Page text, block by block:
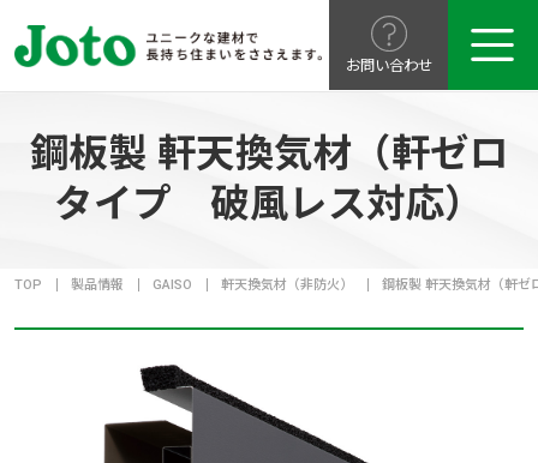
お問い合わせ
鋼板製 軒天換気材（軒ゼロ
タイプ 破風レス対応）
TOP 製品情報 GAISO 軒天換気材（非防火） 鋼板製 軒天換気材（軒